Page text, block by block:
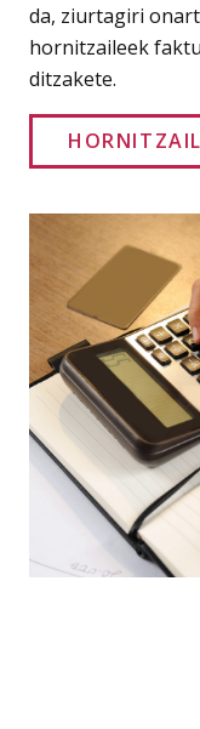
da, ziurtagiri
hornitzaileek
ditzakete.